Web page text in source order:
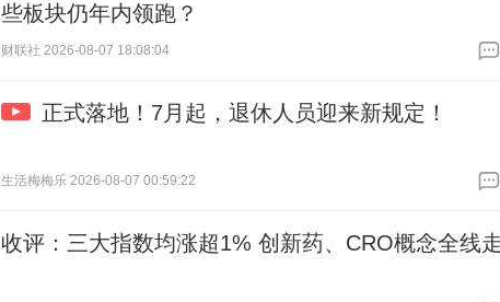
些板块仍年内领跑？
财联社 2026-08-07 18:08:04
正式落地！7月起，退休人员迎来新规定！
生活梅梅乐 2026-08-07 00:59:22
收评：三大指数均涨超1% 创新药、CRO概念全线